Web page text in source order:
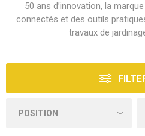
50 ans d’innovation, la
connectés et des outils
travaux de